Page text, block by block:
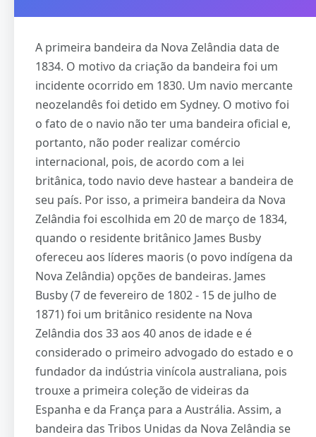
A primeira bandeira da Nova Zelândia data de
1834. O motivo da criação da bandeira foi um
incidente ocorrido em 1830. Um navio mercante
neozelandês foi detido em Sydney. O motivo foi
o fato de o navio não ter uma bandeira oficial e,
portanto, não poder realizar comércio
internacional, pois, de acordo com a lei
britânica, todo navio deve hastear a bandeira de
seu país. Por isso, a primeira bandeira da Nova
Zelândia foi escolhida em 20 de março de 1834,
quando o residente britânico James Busby
ofereceu aos líderes maoris (o povo indígena da
Nova Zelândia) opções de bandeiras. James
Busby (7 de fevereiro de 1802 - 15 de julho de
1871) foi um britânico residente na Nova
Zelândia dos 33 aos 40 anos de idade e é
considerado o primeiro advogado do estado e o
fundador da indústria vinícola australiana, pois
trouxe a primeira coleção de videiras da
Espanha e da França para a Austrália. Assim, a
bandeira das Tribos Unidas da Nova Zelândia se